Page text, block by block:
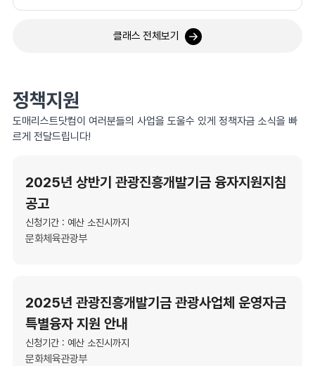
클래스 전체보기
정책지원
도매리스트닷컴이 여러분들의 사업을 도울수 있게 정책자금 소식을 빠
르게 전달드립니다!
2025년 상반기 관광진흥개발기금 융자지원지침
공고
신청기간 : 예산 소진시까지
문화체육관광부
2025년 관광진흥개발기금 관광사업체 운영자금
특별융자 지원 안내
신청기간 : 예산 소진시까지
문화체육관광부